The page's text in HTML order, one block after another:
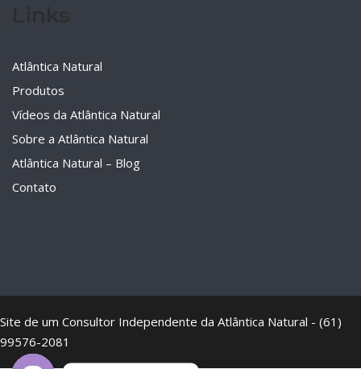
Atlântica Natural
Produtos
Vídeos da Atlântica Natural
Sobre a Atlântica Natural
Atlântica Natural – Blog
Contato
Site de um Consultor Independente da Atlântica Natural - (61)
99576-2081